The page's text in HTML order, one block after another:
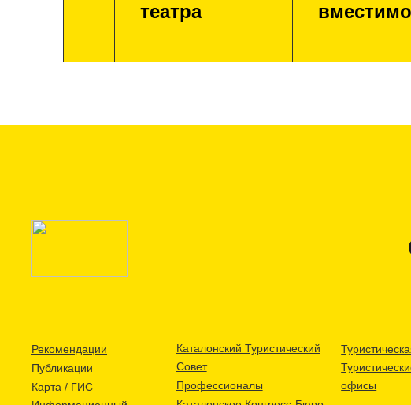
театра
Рекомендации
Публикации
Карта / ГИС
Каталонский Туристический
Совет
Профессионалы
офисы